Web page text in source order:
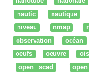
nautic
nautique
niveau
nmap
observation
océan
oeufs
oeuvre
open scad